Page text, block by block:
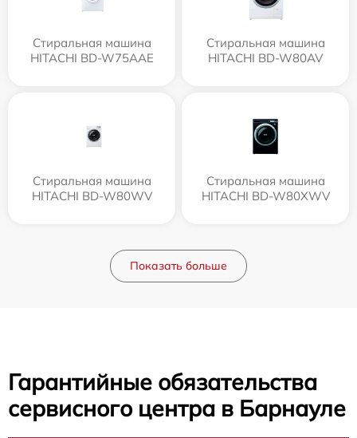
Стиральная машина
HITACHI BD-W75AAE
Стиральная машина
HITACHI BD-W80AV
Стиральная машина
HITACHI BD-W80WV
Стиральная машина
HITACHI BD-W80XWV
Показать больше
Гарантийные обязательства
сервисного центра в Барнауле